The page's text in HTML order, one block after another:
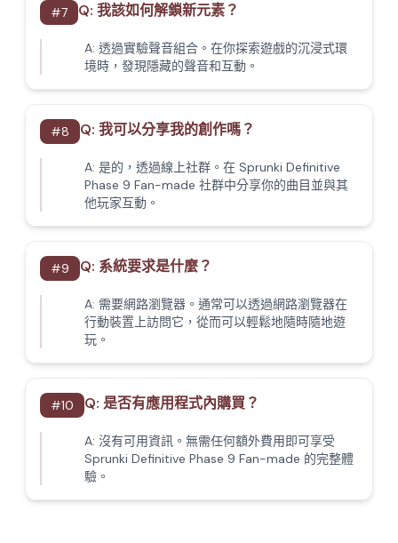
#7 Q: 我該如何解鎖新元素？
A: 透過實驗聲音組合。在你探索遊戲的沉浸式環
境時，發現隱藏的聲音和互動。
#8 Q: 我可以分享我的創作嗎？
A: 是的，透過線上社群。在 Sprunki Definitive
Phase 9 Fan-made 社群中分享你的曲目並與其
他玩家互動。
#9 Q: 系統要求是什麼？
A: 需要網路瀏覽器。通常可以透過網路瀏覽器在
行動裝置上訪問它，從而可以輕鬆地隨時隨地遊
玩。
#10 Q: 是否有應用程式內購買？
A: 沒有可用資訊。無需任何額外費用即可享受
Sprunki Definitive Phase 9 Fan-made 的完整體
驗。